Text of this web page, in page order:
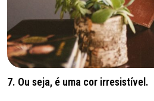
7. Ou seja, é uma cor irresistível.